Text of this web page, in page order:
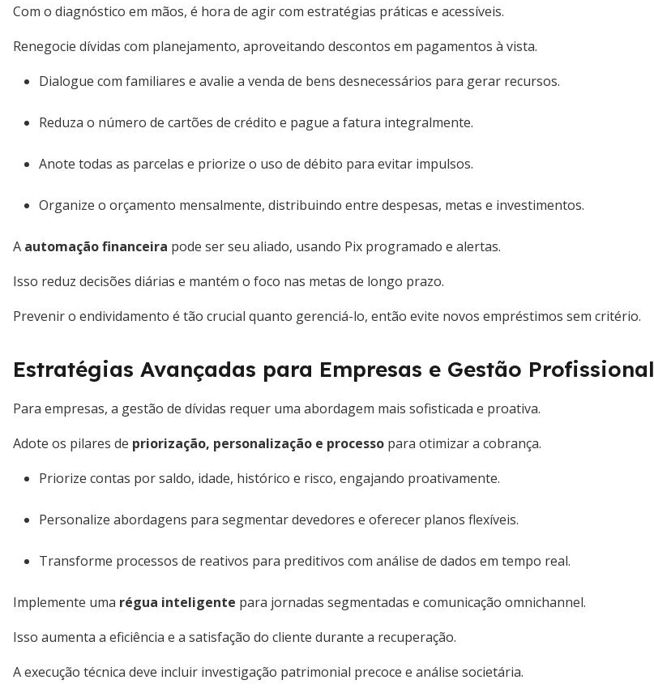
Com o diagnóstico em mãos, é hora de agir com estratégias práticas e acessíveis.
Renegocie dívidas com planejamento, aproveitando descontos em pagamentos à vista.
Dialogue com familiares e avalie a venda de bens desnecessários para gerar recursos.
Reduza o número de cartões de crédito e pague a fatura integralmente.
Anote todas as parcelas e priorize o uso de débito para evitar impulsos.
Organize o orçamento mensalmente, distribuindo entre despesas, metas e investimentos.
A automação financeira pode ser seu aliado, usando Pix programado e alertas.
Isso reduz decisões diárias e mantém o foco nas metas de longo prazo.
Prevenir o endividamento é tão crucial quanto gerenciá-lo, então evite novos empréstimos sem critério.
Estratégias Avançadas para Empresas e Gestão Profissional
Para empresas, a gestão de dívidas requer uma abordagem mais sofisticada e proativa.
Adote os pilares de priorização, personalização e processo para otimizar a cobrança.
Priorize contas por saldo, idade, histórico e risco, engajando proativamente.
Personalize abordagens para segmentar devedores e oferecer planos flexíveis.
Transforme processos de reativos para preditivos com análise de dados em tempo real.
Implemente uma régua inteligente para jornadas segmentadas e comunicação omnichannel.
Isso aumenta a eficiência e a satisfação do cliente durante a recuperação.
A execução técnica deve incluir investigação patrimonial precoce e análise societária.